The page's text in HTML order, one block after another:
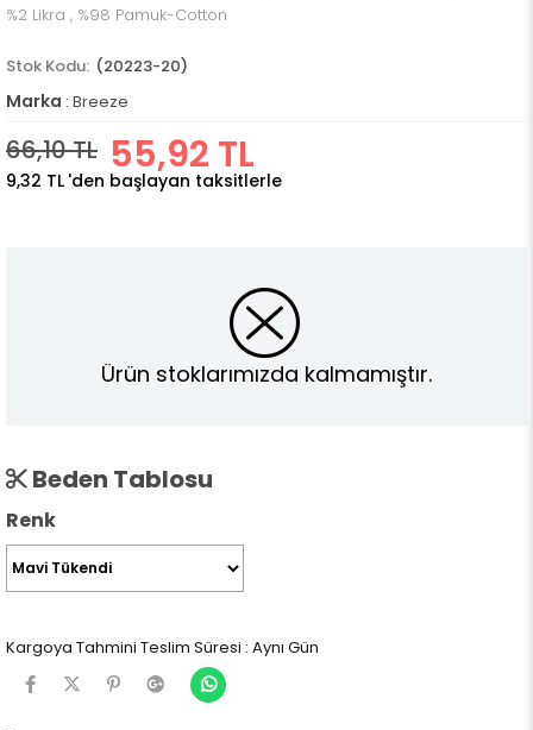
%2 Likra , %98 Pamuk-Cotton
(20223-20)
Marka : Breeze
66,10 TL 55,92 TL
9,32 TL 'den başlayan taksitlerle
Ürün stoklarımızda kalmamıştır.
Beden Tablosu
Renk
Kargoya Tahmini Teslim Süresi : Aynı Gün